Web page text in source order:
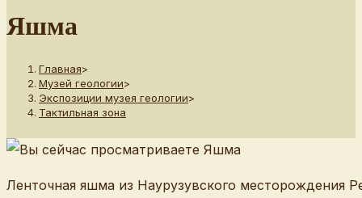
сайту
Яшма
Главная>
Музей геологии>
Экспозиции музея геологии>
Тактильная зона
Ленточная яшма из Наурузувского месторождения